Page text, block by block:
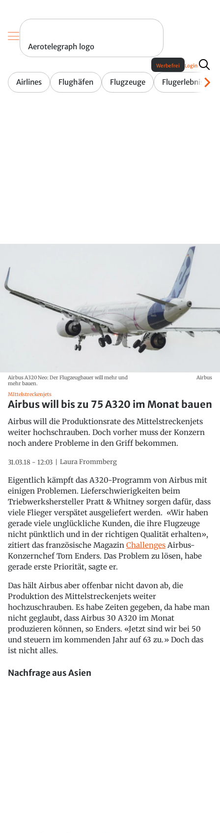
Aerotelegraph logo
Airlines Flughäfen Flugzeuge Flugerlebnis
Werbefrei Login
Airbus A320 Neo: Der Flugzeugbauer will mehr und
mehr bauen.
Airbus
MIttelstreckenjets
Airbus will bis zu 75 A320 im Monat bauen
Airbus will die Produktionsrate des Mittelstreckenjets
weiter hochschrauben. Doch vorher muss der Konzern
noch andere Probleme in den Griff bekommen.
31.03.18 - 12:03 Laura Frommberg
Eigentlich kämpft das A320-Programm von Airbus mit
einigen Problemen. Lieferschwierigkeiten beim
Triebwerkshersteller Pratt & Whitney sorgen dafür, dass
viele Flieger verspätet ausgeliefert werden. «Wir haben
gerade viele unglückliche Kunden, die ihre Flugzeuge
nicht pünktlich und in der richtigen Qualität erhalten»,
zitiert das französische Magazin Challenges Airbus-
Konzernchef Tom Enders. Das Problem zu lösen, habe
gerade erste Priorität, sagte er.
Das hält Airbus aber offenbar nicht davon ab, die
Produktion des Mittelstreckenjets weiter
hochzuschrauben. Es habe Zeiten gegeben, da habe man
nicht geglaubt, dass Airbus 30 A320 im Monat
produzieren können, so Enders. «Jetzt sind wir bei 50
und steuern im kommenden Jahr auf 63 zu.» Doch das
ist nicht alles.
Nachfrage aus Asien